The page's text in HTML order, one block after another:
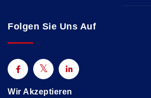
Folgen Sie Uns Auf
Wir Akzeptieren